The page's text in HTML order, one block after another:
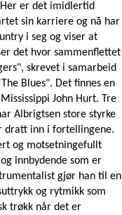
er det imidlertid
sin karriere og nå har
i seg og viser at
det hvor sammenflettet
skrevet i samarbeid
Blues". Det finnes en
John Hurt. Tre
Albrigtsen store styrke
dratt inn i fortellingene.
og motsetningefullt
innbydende som er
gjør han til en
og rytmikk som
trøkk når det er